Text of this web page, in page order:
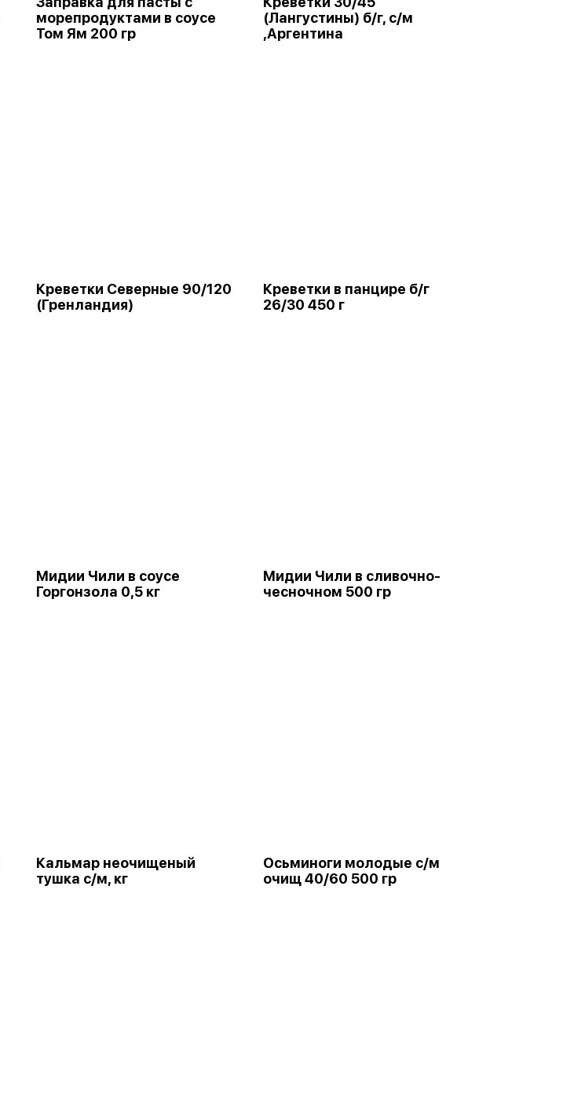
морепродуктами в соусе
Том Ям 200 гр
(Лангустины) б/г, с/м
,Аргентина
Креветки Северные 90/120
(Гренландия)
Креветки в панцире б/г
26/30 450 г
Мидии Чили в соусе
Горгонзола 0,5 кг
Мидии Чили в сливочно-
чесночном 500 гр
Кальмар неочищеный
тушка с/м, кг
Осьминоги молодые с/м
очищ 40/60 500 гр